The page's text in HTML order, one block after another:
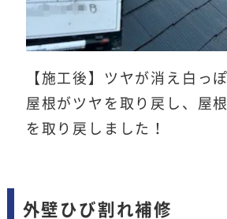
【施工後】ツヤが消え白っ
屋根がツヤを取り戻し、屋
を取り戻しました！
外壁ひび割れ補修